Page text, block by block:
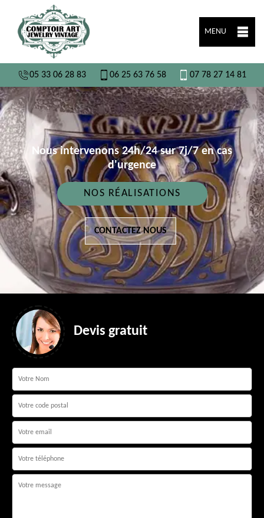
MENU
05 33 06 28 83 06 25 63 76 58 07 78 27 14 81
Nous intervenons 24h/24 sur 7j/7 en cas
d'urgence
NOS RÉALISATIONS
CONTACTEZ NOUS
Devis gratuit